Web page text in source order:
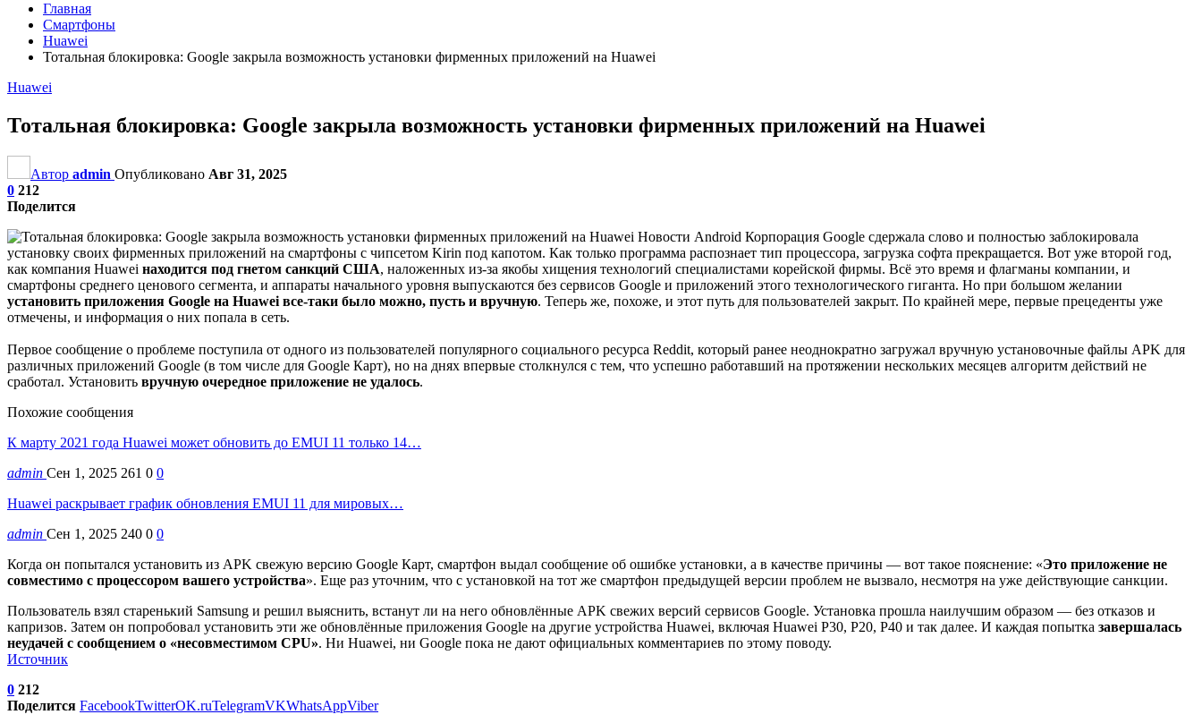
Главная
Смартфоны
Huawei
Тотальная блокировка: Google закрыла возможность установки фирменных приложений на Huawei
Huawei
Тотальная блокировка: Google закрыла возможность установки фирменных приложений на Huawei
Автор admin Опубликовано Авг 31, 2025
0 212
Поделится
Новости Android Корпорация Google сдержала слово и полностью заблокировала
установку своих фирменных приложений на смартфоны с чипсетом Kirin под капотом. Как только программа распознает тип процессора, загрузка софта прекращается. Вот уже второй год,
как компания Huawei находится под гнетом санкций США, наложенных из-за якобы хищения технологий специалистами корейской фирмы. Всё это время и флагманы компании, и
смартфоны среднего ценового сегмента, и аппараты начального уровня выпускаются без сервисов Google и приложений этого технологического гиганта. Но при большом желании
установить приложения Google на Huawei все-таки было можно, пусть и вручную. Теперь же, похоже, и этот путь для пользователей закрыт. По крайней мере, первые прецеденты уже
отмечены, и информация о них попала в сеть.
Первое сообщение о проблеме поступила от одного из пользователей популярного социального ресурса Reddit, который ранее неоднократно загружал вручную установочные файлы APK для
различных приложений Google (в том числе для Google Карт), но на днях впервые столкнулся с тем, что успешно работавший на протяжении нескольких месяцев алгоритм действий не
сработал. Установить вручную очередное приложение не удалось.
Похожие сообщения
К марту 2021 года Huawei может обновить до EMUI 11 только 14…
admin Сен 1, 2025 261 0 0
Huawei раскрывает график обновления EMUI 11 для мировых…
admin Сен 1, 2025 240 0 0
Когда он попытался установить из APK свежую версию Google Карт, смартфон выдал сообщение об ошибке установки, а в качестве причины — вот такое пояснение: «Это приложение не
совместимо с процессором вашего устройства». Еще раз уточним, что с установкой на тот же смартфон предыдущей версии проблем не вызвало, несмотря на уже действующие санкции.
Пользователь взял старенький Samsung и решил выяснить, встанут ли на него обновлённые APK свежих версий сервисов Google. Установка прошла наилучшим образом — без отказов и
капризов. Затем он попробовал установить эти же обновлённые приложения Google на другие устройства Huawei, включая Huawei P30, P20, P40 и так далее. И каждая попытка завершалась
неудачей с сообщением о «несовместимом CPU». Ни Huawei, ни Google пока не дают официальных комментариев по этому поводу.
Источник
0 212
Поделится FacebookTwitterOK.ruTelegramVKWhatsAppViber